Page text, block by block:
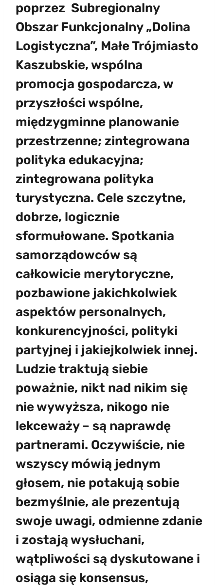
poprzez Subregionalny
Obszar Funkcjonalny „Dolina
Logistyczna”, Małe Trójmiasto
Kaszubskie, wspólna
promocja gospodarcza, w
przyszłości wspólne,
międzygminne planowanie
przestrzenne; zintegrowana
polityka edukacyjna;
zintegrowana polityka
turystyczna. Cele szczytne,
dobrze, logicznie
sformułowane. Spotkania
samorządowców są
całkowicie merytoryczne,
pozbawione jakichkolwiek
aspektów personalnych,
konkurencyjności, polityki
partyjnej i jakiejkolwiek innej.
Ludzie traktują siebie
poważnie, nikt nad nikim się
nie wywyższa, nikogo nie
lekceważy – są naprawdę
partnerami. Oczywiście, nie
wszyscy mówią jednym
głosem, nie potakują sobie
bezmyślnie, ale prezentują
swoje uwagi, odmienne zdanie
i zostają wysłuchani,
wątpliwości są dyskutowane i
osiąga się konsensus,